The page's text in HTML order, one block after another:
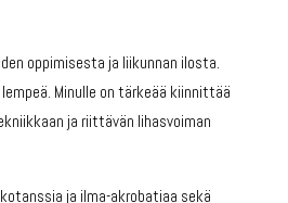
oppimisesta ja liikunnan ilosta.
Minulle on tärkeää kiinnittää
ja riittävän lihasvoiman
ja ilma-akrobatiaa sekä